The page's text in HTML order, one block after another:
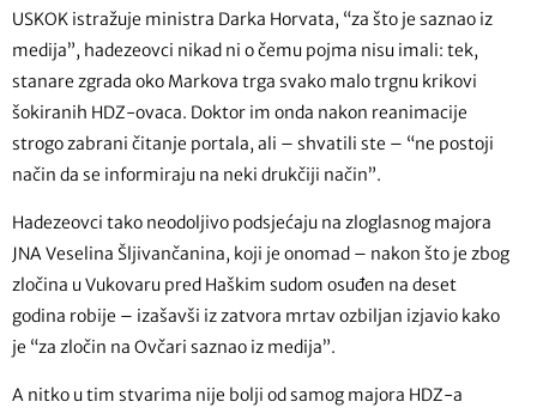
USKOK istražuje ministra Darka Horvata, “za što je saznao iz
medija”, hadezeovci nikad ni o čemu pojma nisu imali: tek,
stanare zgrada oko Markova trga svako malo trgnu krikovi
šokiranih HDZ-ovaca. Doktor im onda nakon reanimacije
strogo zabrani čitanje portala, ali – shvatili ste – “ne postoji
način da se informiraju na neki drukčiji način”.
Hadezeovci tako neodoljivo podsjećaju na zloglasnog majora
JNA Veselina Šljivančanina, koji je onomad – nakon što je zbog
zločina u Vukovaru pred Haškim sudom osuđen na deset
godina robije – izašavši iz zatvora mrtav ozbiljan izjavio kako
je “za zločin na Ovčari saznao iz medija”.
A nitko u tim stvarima nije bolji od samog majora HDZ-a